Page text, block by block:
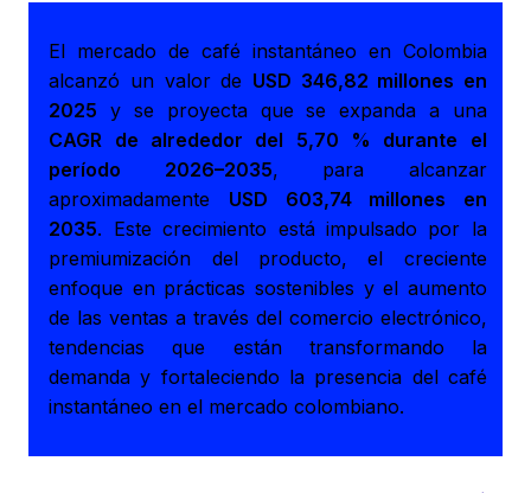
El mercado de café instantáneo en Colombia
alcanzó un valor de USD 346,82 millones en
2025 y se proyecta que se expanda a una
CAGR de alrededor del 5,70 % durante el
período 2026–2035, para alcanzar
aproximadamente USD 603,74 millones en
2035. Este crecimiento está impulsado por la
premiumización del producto, el creciente
enfoque en prácticas sostenibles y el aumento
de las ventas a través del comercio electrónico,
tendencias que están transformando la
demanda y fortaleciendo la presencia del café
instantáneo en el mercado colombiano.